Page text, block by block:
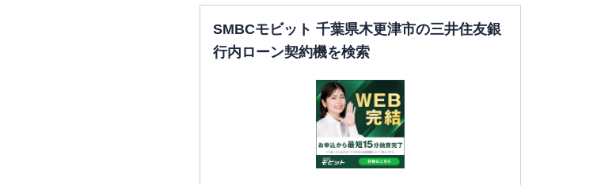
SMBCモビット 千葉県木更津市の三井住友銀
行内ローン契約機を検索